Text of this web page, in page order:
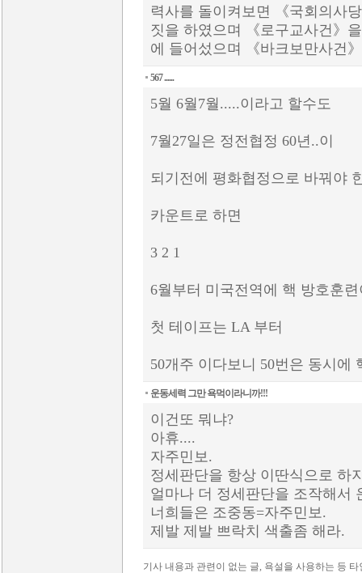
력사를 돌이켜보면 《국회의사
짓을 하였으며 《로구교사건》
에 들어섰으며 《바크보만사건
567 ......
5월 6월7월.....이라고 할수도
7월27일은 정전협정 60년..이
되기전에 평화협정으로 바꿔야
카운트로 하면
3 2 1
6월부터 미국전역에 핵 방호훈
첫 테이프는 LA 부터
50개주 이다보니 50번은 동시
운동세력 그만 욕먹이라니까!!!
이건또 뭐냐?
아휴....
자주민보.
정세판단을 항상 이딴식으로 하
얼마나 더 정세판단을 조작해서
너희들은 조중동=자주민보.
제발 제발 쁘락치 색출좀 해라.
기사 내용과 관련이 없는 글, 욕설을 사용하는 등